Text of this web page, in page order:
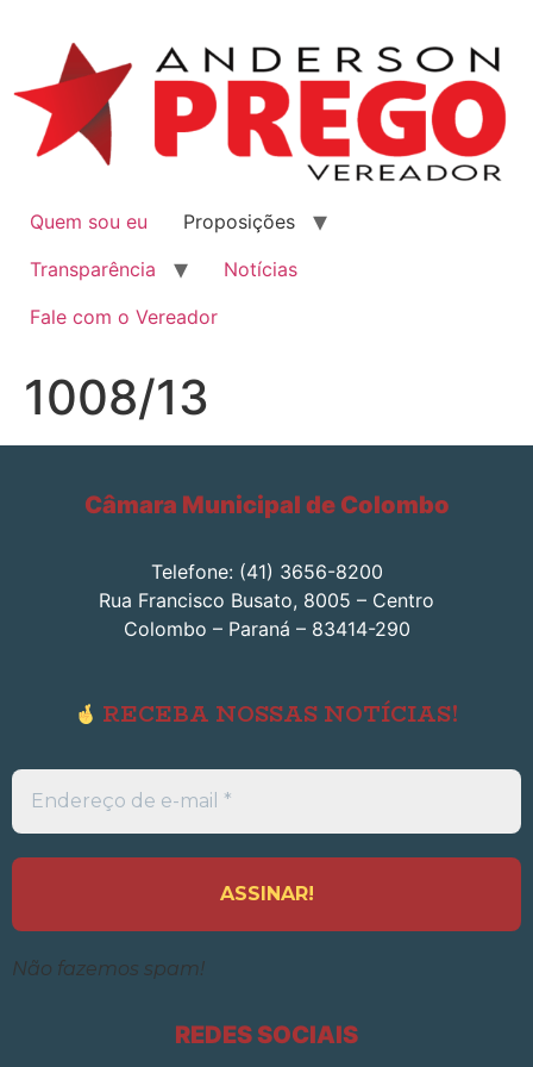
Quem sou eu
Proposições
Transparência
Notícias
Fale com o Vereador
1008/13
Câmara Municipal de Colombo
Telefone: (41) 3656-8200
Rua Francisco Busato, 8005 – Centro
Colombo – Paraná – 83414-290
RECEBA NOSSAS NOTÍCIAS!
Endereço
de
e-
*
Não fazemos spam!
REDES SOCIAIS